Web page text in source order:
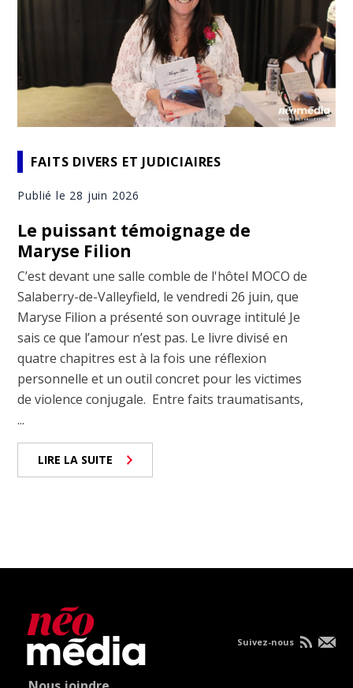
FAITS DIVERS ET JUDICIAIRES
Publié le 28 juin 2026
Le puissant témoignage de
Maryse Filion
C’est devant une salle comble de l'hôtel MOCO de
Salaberry-de-Valleyfield, le vendredi 26 juin, que
Maryse Filion a présenté son ouvrage intitulé Je
sais ce que l’amour n’est pas. Le livre divisé en
quatre chapitres est à la fois une réflexion
personnelle et un outil concret pour les victimes
de violence conjugale. Entre faits traumatisants,
...
LIRE LA SUITE
Suivez-nous